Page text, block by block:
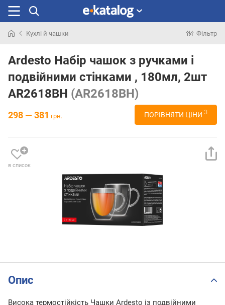
раніше
Кухлі й чашки Фільтр
Ardesto Набір чашок з ручками і
подвійними стінками , 180мл, 2шт
AR2618BH (AR2618BH)
298 — 381 грн. ПОРІВНЯТИ ЦІНИ 3
в список
Опис
Висока термостійкість Чашки Ardesto із подвійними